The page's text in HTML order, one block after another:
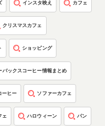
インスタ映え カフェ
クリスマスカフェ
ショッピング
バックスコーヒー情報まとめ
ーヒー ソファーカフェ
ェ ハロウィーン パン